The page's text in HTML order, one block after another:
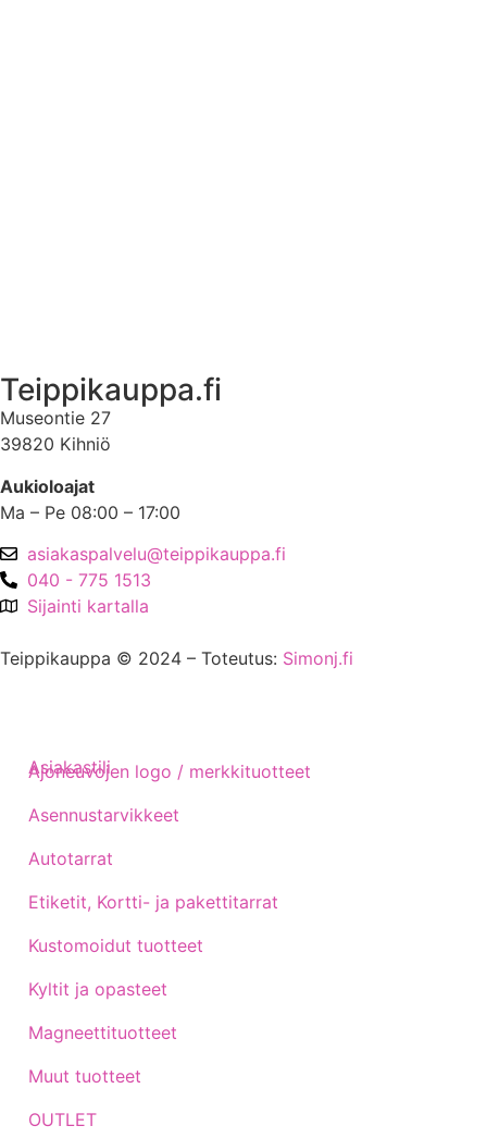
Teippikauppa.fi
Museontie 27
39820 Kihniö
Aukioloajat
Ma – Pe 08:00 – 17:00
asiakaspalvelu@teippikauppa.fi
040 - 775 1513
Sijainti kartalla
Teippikauppa © 2024 – Toteutus: Simonj.fi
Ajoneuvojen logo / merkkituotteet
Asennustarvikkeet
Autotarrat
Etiketit, Kortti- ja pakettitarrat
Kustomoidut tuotteet
Kyltit ja opasteet
Magneettituotteet
Muut tuotteet
OUTLET
Asiakastili